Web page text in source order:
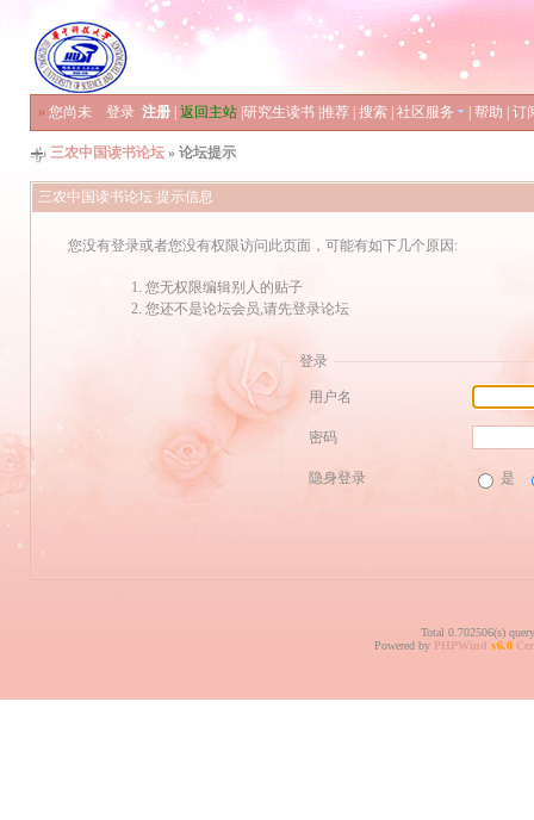
» 您尚未 登录 注册 返回主站 研究生读书 推荐 搜索 社区服务 帮助 订
三农中国读书论坛 » 论坛提示
三农中国读书论坛 提示信息
您没有登录或者您没有权限访问此页面，可能有如下几个原因:
您无权限编辑别人的贴子
您还不是论坛会员,请先登录论坛
登录
用户名
密码
隐身登录 是
Total 0.702506(s)
Powered by PHPWind v6.0